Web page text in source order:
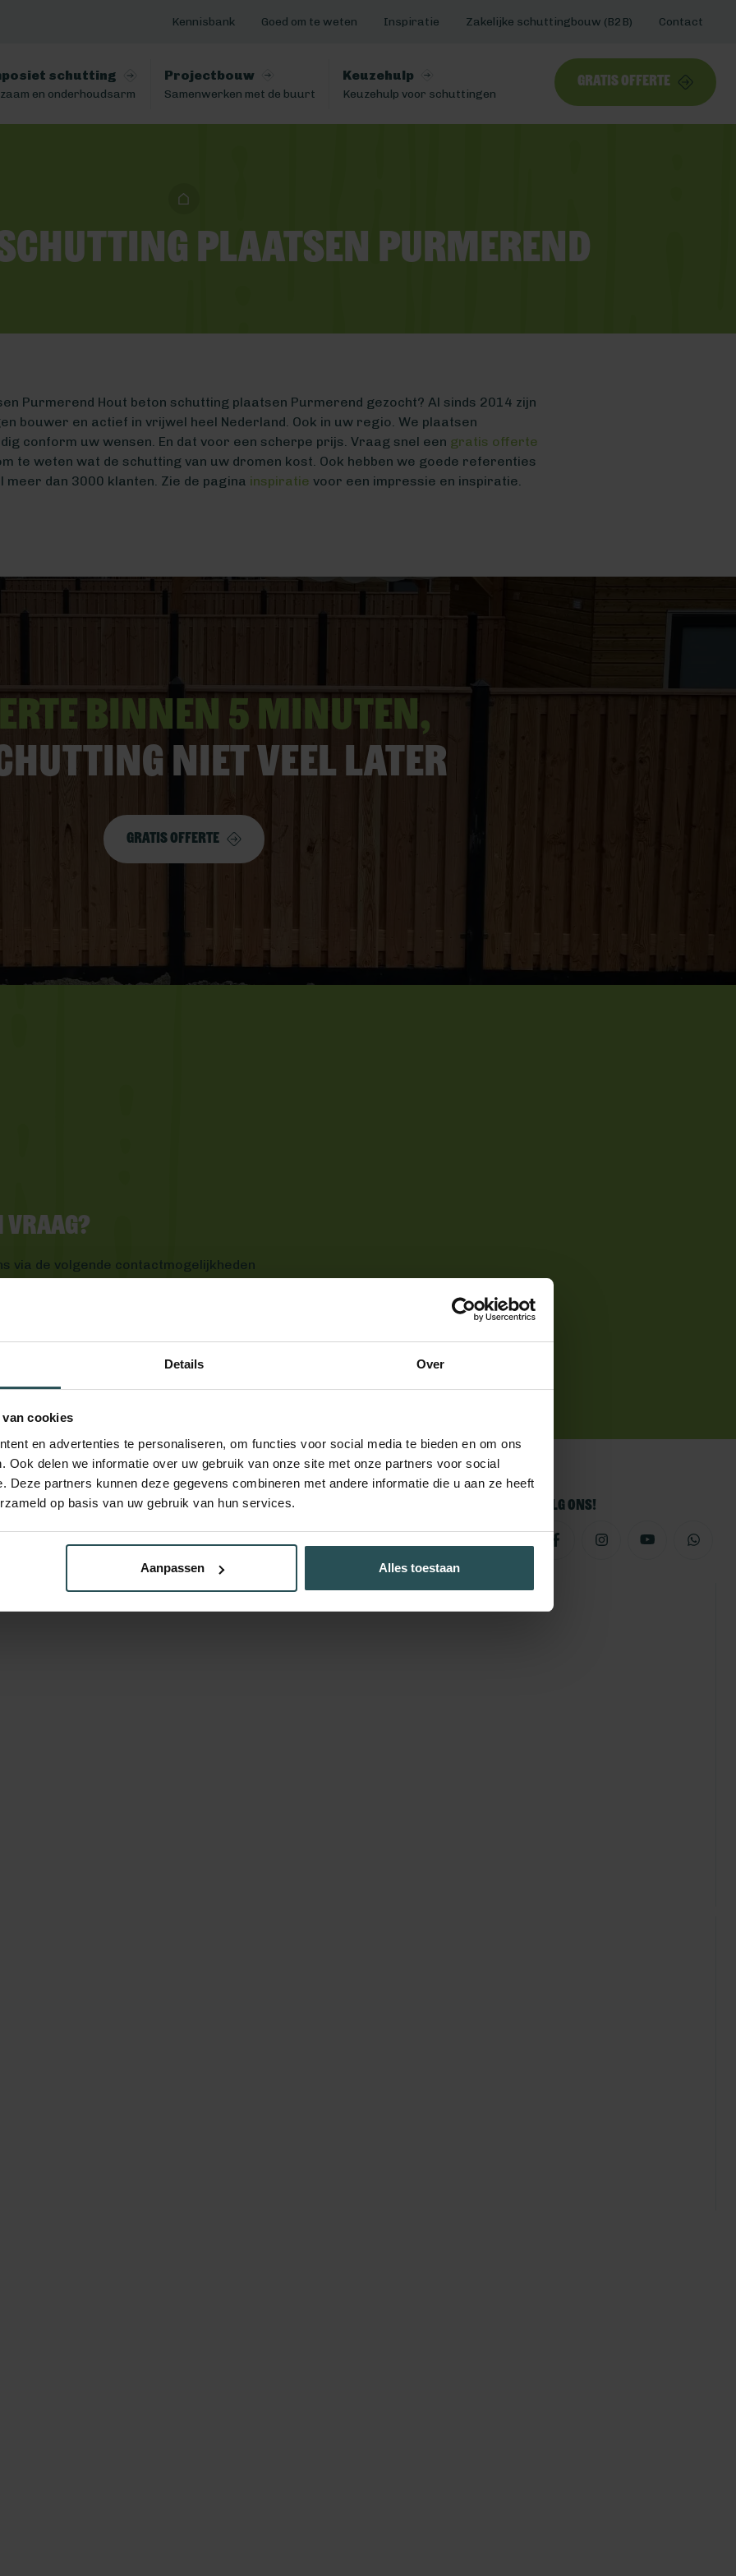
Details Over
cookies
en advertenties te personaliseren, om functies voor social media te bieden en om ons
Ook delen we informatie over uw gebruik van onze site met onze partners voor social
Deze partners kunnen deze gegevens combineren met andere informatie die u aan ze heeft
op basis van uw gebruik van hun services.
Aanpassen Alles toestaan
Kennisbank Goed om te weten Inspiratie Zakelijke schuttingbouw (B2B) Contact
schutting
en onderhoudsarm
Projectbouw
Samenwerken met de buurt
Keuzehulp
Keuzehulp voor schuttingen
Gratis offerte
plaatsen Purmerend
Purmerend Hout beton schutting plaatsen Purmerend gezocht? Al sinds 2014 zijn
bouwer en actief in vrijwel heel Nederland. Ook in uw regio. We plaatsen
conform uw wensen. En dat voor een scherpe prijs. Vraag snel een gratis offerte
te weten wat de schutting van uw dromen kost. Ook hebben we goede referenties
meer dan 3000 klanten. Zie de pagina inspiratie voor een impressie en inspiratie.
binnen 5 minuten,
niet veel later
Gratis offerte
vraag?
via de volgende contactmogelijkheden
Volg ons!